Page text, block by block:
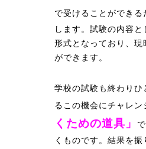
で受けることができる
します。試験の内容と
形式となっており、現
ができます。
学校の試験も終わり
るこの機会にチャレ
くための道具」
くものです。結果を